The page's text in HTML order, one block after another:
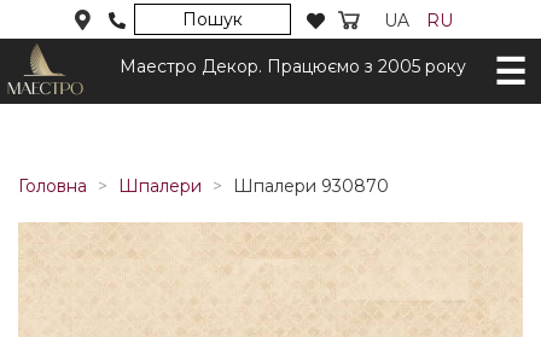
Пошук UA RU
Маестро Декор. Працюємо з 2005 року
Головна Шпалери Шпалери 930870